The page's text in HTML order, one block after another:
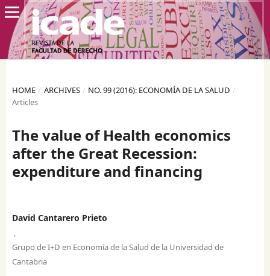
HOME / ARCHIVES / NO. 99 (2016): ECONOMÍA DE LA SALUD /
Articles
The value of Health economics
after the Great Recession:
expenditure and financing
David Cantarero Prieto
,
Grupo de I+D en Economía de la Salud de la Universidad de
Cantabria